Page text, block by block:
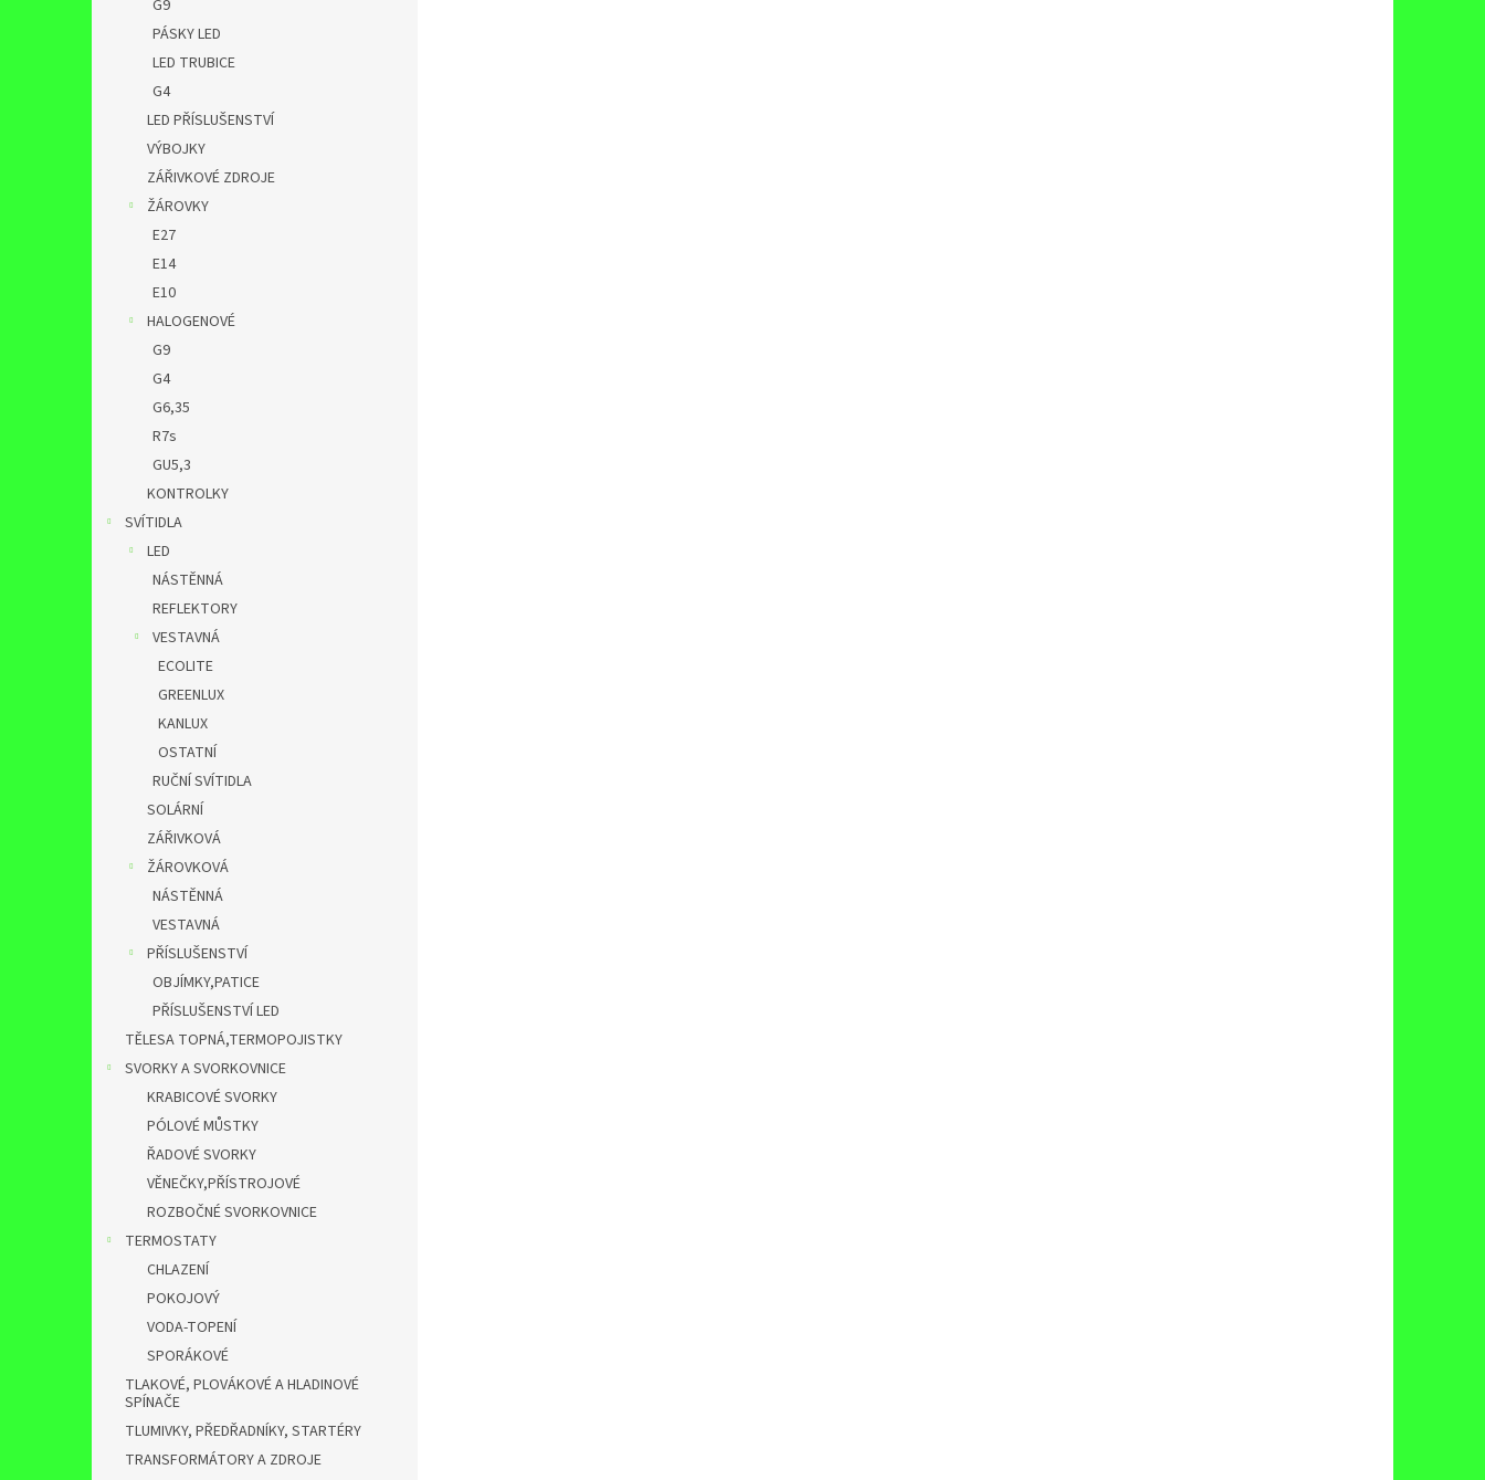
G9
PÁSKY LED
LED TRUBICE
G4
LED PŘÍSLUŠENSTVÍ
VÝBOJKY
ZÁŘIVKOVÉ ZDROJE
ŽÁROVKY
E27
E14
E10
HALOGENOVÉ
G9
G4
G6,35
R7s
GU5,3
KONTROLKY
SVÍTIDLA
LED
NÁSTĚNNÁ
REFLEKTORY
VESTAVNÁ
ECOLITE
GREENLUX
KANLUX
OSTATNÍ
RUČNÍ SVÍTIDLA
SOLÁRNÍ
ZÁŘIVKOVÁ
ŽÁROVKOVÁ
NÁSTĚNNÁ
VESTAVNÁ
PŘÍSLUŠENSTVÍ
OBJÍMKY,PATICE
PŘÍSLUŠENSTVÍ LED
TĚLESA TOPNÁ,TERMOPOJISTKY
SVORKY A SVORKOVNICE
KRABICOVÉ SVORKY
PÓLOVÉ MŮSTKY
ŘADOVÉ SVORKY
VĚNEČKY,PŘÍSTROJOVÉ
ROZBOČNÉ SVORKOVNICE
TERMOSTATY
CHLAZENÍ
POKOJOVÝ
VODA-TOPENÍ
SPORÁKOVÉ
TLAKOVÉ, PLOVÁKOVÉ A HLADINOVÉ
SPÍNAČE
TLUMIVKY, PŘEDŘADNÍKY, STARTÉRY
TRANSFORMÁTORY A ZDROJE